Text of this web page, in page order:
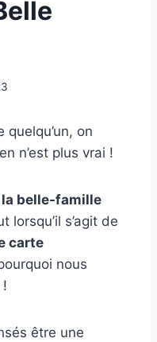
quelqu’un, on
n’est plus vrai !
la belle-famille
lorsqu’il s’agit de
carte
nous
être une